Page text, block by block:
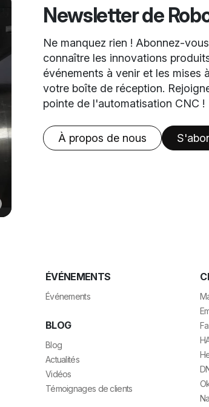
Newsletter de
Ne manquez rien ! Abonnez-
connaître les innovations
événements à venir et les mises
votre boîte de réception.
pointe de l'automatisation CNC !
À propos de nous
ÉVÉNEMENTS
Événements
BLOG
Blog
Actualités
Vidéos
Témoignages de clients